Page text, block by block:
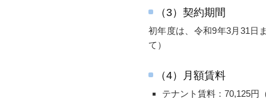
（3）契約期間
初年度は、令和9年3月31日
て）
（4）月額賃料
テナント賃料：70,125円